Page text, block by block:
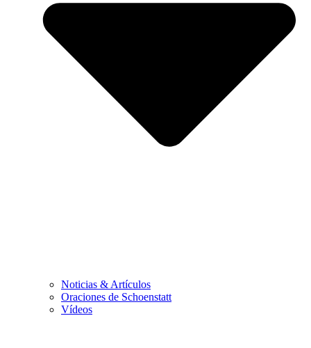
Noticias & Artículos
Oraciones de Schoenstatt
Vídeos